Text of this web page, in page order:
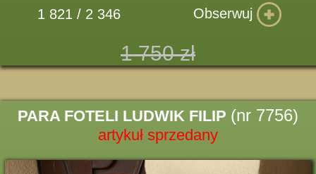
1 821 / 2 346 Obserwuj
1 750 zł
PARA FOTELI LUDWIK FILIP (nr 7756)
artykuł sprzedany